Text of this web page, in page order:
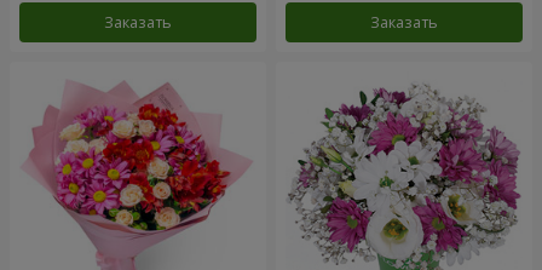
Заказать Заказать